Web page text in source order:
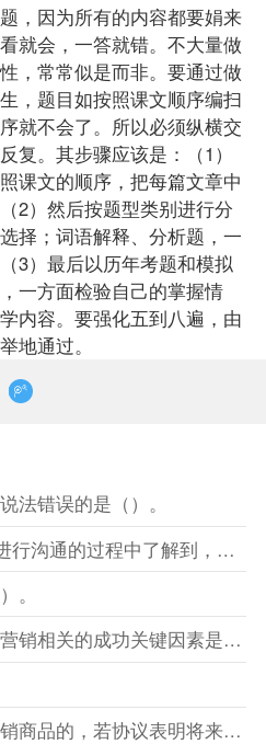
因为所有的内容都要娟来
就会，一答就错。不大量做
，常常似是而非。要通过做
，题目如按照课文顺序编扫
就不会了。所以必须纵横交
复。其步骤应该是：（1）
课文的顺序，把每篇文章中
2）然后按题型类别进行分
择；词语解释、分析题，一
3）最后以历年考题和模拟
一方面检验自己的掌握情
内容。要强化五到八遍，由
地通过。
法错误的是（）。
注册会计师B在与董事长进行沟通的过程中了解到，XYZ股份有限
。
下列各项中，属于与市场营销相关的成功关键因素是（）。
在视同买断方式下委托代销商品的，若协议表明将来受托方没有将商